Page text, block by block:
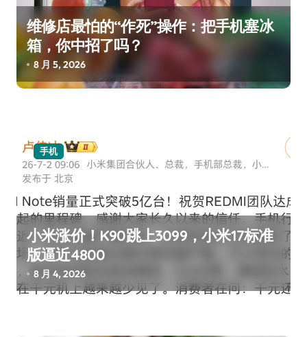
维修店最怕的“作死”操作：把手机塞冰
箱，你中招了吗？
8 月 5, 2026
手机
小米涨价！K90跳上3099，小米17标准
版逼近4800
8 月 4, 2026